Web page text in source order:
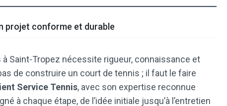
projet conforme et durable
Saint-Tropez nécessite rigueur, connaissance et
de construire un court de tennis ; il faut le faire
Service Tennis, avec son expertise reconnue
à chaque étape, de l’idée initiale jusqu’à l’entretien